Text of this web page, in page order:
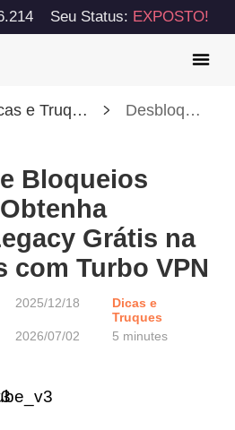
Seu Status: EXPOSTO!
Dicas e Truques Desbloqueie Bloqueios Regionais: Obtenha Hogwarts Legacy Grátis na Epic Games com Turbo VPN
Bloqueios
Grátis na
com Turbo VPN
2025/12/18
Dicas e
Truques
2026/07/02 5 minutes